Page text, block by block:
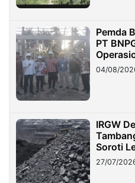
Pemda
PT
04/08/
IRGW
Soroti
27/07/